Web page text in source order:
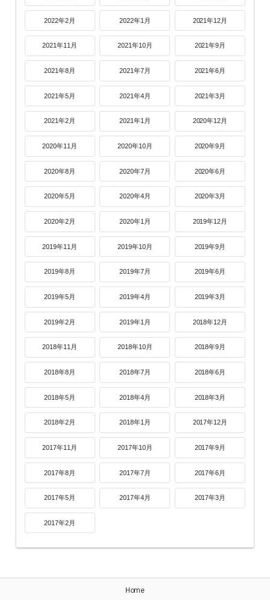
2022年2月 2022年1月 2021年12月
2021年11月 2021年10月 2021年9月
2021年8月 2021年7月 2021年6月
2021年5月 2021年4月 2021年3月
2021年2月 2021年1月 2020年12月
2020年11月 2020年10月 2020年9月
2020年8月 2020年7月 2020年6月
2020年5月 2020年4月 2020年3月
2020年2月 2020年1月 2019年12月
2019年11月 2019年10月 2019年9月
2019年8月 2019年7月 2019年6月
2019年5月 2019年4月 2019年3月
2019年2月 2019年1月 2018年12月
2018年11月 2018年10月 2018年9月
2018年8月 2018年7月 2018年6月
2018年5月 2018年4月 2018年3月
2018年2月 2018年1月 2017年12月
2017年11月 2017年10月 2017年9月
2017年8月 2017年7月 2017年6月
2017年5月 2017年4月 2017年3月
2017年2月
Home